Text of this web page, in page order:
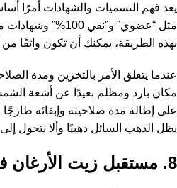
يعد فهم التسميات والشهادات أمرًا
مثل “عضوي” و”نقي
بهذه الطريقة، يمكنك أن تكون واثقًا
عندما يتعلق الأمر بالتخزين ومدة
مكان بارد ومظلم بعيدًا عن أشعة
على إطالة مدة صلاحيته وإبقائه
يظل الذهب السائل ذهبيًا وألا يتحول
8. مستقبل زيت الأرغان في صناعة التجميل